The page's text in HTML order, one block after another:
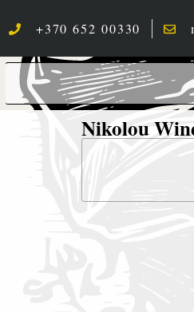
+370 652 00330
Nikolou